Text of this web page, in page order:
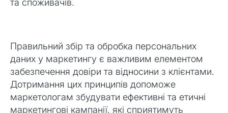
та споживачів.
Правильний збір та обробка персональних
даних у маркетингу є важливим елементом
забезпечення довіри та відносини з клієнтами.
Дотримання цих принципів допоможе
маркетологам збудувати ефективні та етичні
маркетингові кампанії, які сприятимуть